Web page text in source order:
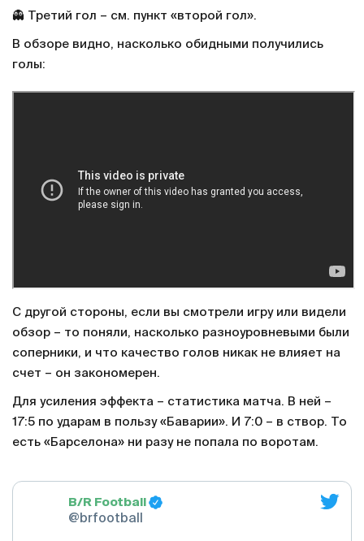
👻 Третий гол – см. пункт «второй гол».
В обзоре видно, насколько обидными получились
голы:
С другой стороны, если вы смотрели игру или видели
обзор – то поняли, насколько разноуровневыми были
соперники, и что качество голов никак не влияет на
счет – он закономерен.
Для усиления эффекта – статистика матча. В ней –
17:5 по ударам в пользу «Баварии». И 7:0 – в створ. То
есть «Барселона» ни разу не попала по воротам.
B/R Football
@brfootball